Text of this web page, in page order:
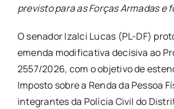
previsto para as Forças Armadas e
O senador Izalci Lucas (PL-DF)
emenda modificativa decisiva ao
2557/2026, com o objetivo de
Imposto sobre a Renda da Pessoa
integrantes da Polícia Civil do